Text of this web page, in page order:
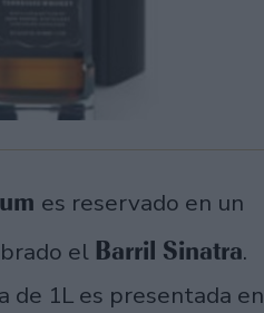
es reservado en un
el Barril Sinatra.
de 1L es presentada en